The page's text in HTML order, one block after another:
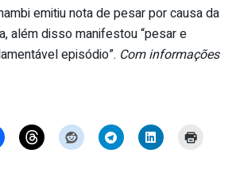
emitiu nota de pesar por causa da
além disso manifestou “pesar e
episódio”. Com informações